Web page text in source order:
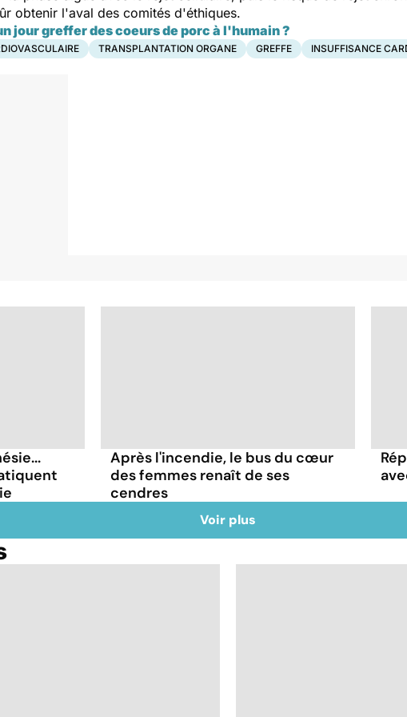
obtenir l'aval des comités d'éthiques.
jour greffer des coeurs de porc à l'humain ?
TRANSPLANTATION ORGANE GREFFE INSUFFISANCE
Après l'incendie, le bus du cœur
des femmes renaît de ses
cendres
Voir plus